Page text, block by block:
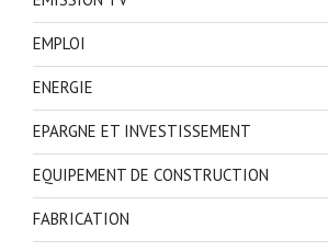
EMPLOI
ENERGIE
EPARGNE ET INVESTISSEMENT
EQUIPEMENT DE CONSTRUCTION
FABRICATION